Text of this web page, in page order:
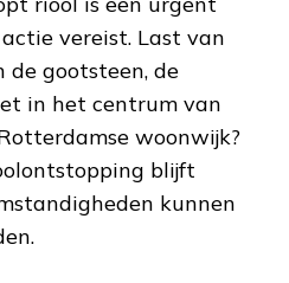
vereist. Last van
de gootsteen, de
in het centrum van
woonwijk?
blijft
kunnen